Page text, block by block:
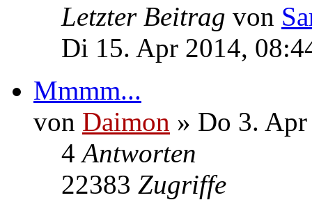
Letzter Beitrag von
Di 15. Apr 2014,
Mmmm...
von Daimon » Do 3.
4Antworten
22383 Zugriffe